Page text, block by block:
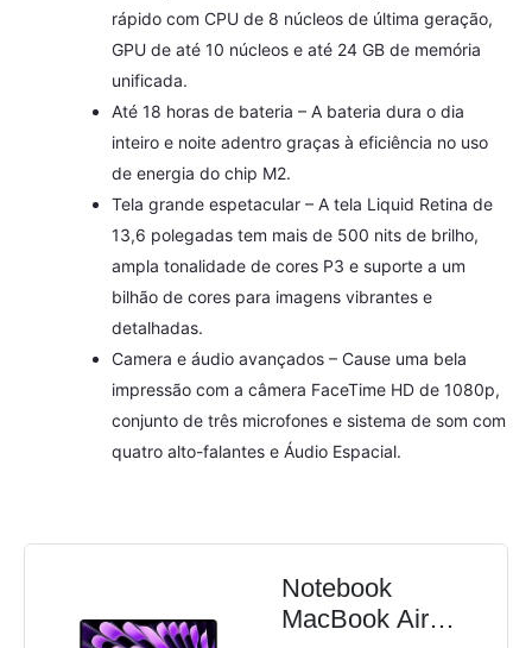
rápido com CPU de 8 núcleos de última geração,
GPU de até 10 núcleos e até 24 GB de memória
unificada.
Até 18 horas de bateria – A bateria dura o dia
inteiro e noite adentro graças à eficiência no uso
de energia do chip M2.
Tela grande espetacular – A tela Liquid Retina de
13,6 polegadas tem mais de 500 nits de brilho,
ampla tonalidade de cores P3 e suporte a um
bilhão de cores para imagens vibrantes e
detalhadas.
Camera e áudio avançados – Cause uma bela
impressão com a câmera FaceTime HD de 1080p,
conjunto de três microfones e sistema de som com
quatro alto-falantes e Áudio Espacial.
Notebook
MacBook Air